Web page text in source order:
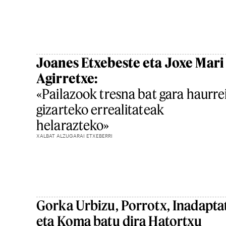
Joanes Etxebeste eta Joxe Mari
Agirretxe:
«Pailazook tresna bat gara
gizarteko errealitateak
helarazteko»
XALBAT ALZUGARAI ETXEBERRI
Gorka Urbizu, Porrotx,
eta Koma batu dira Hatortxu